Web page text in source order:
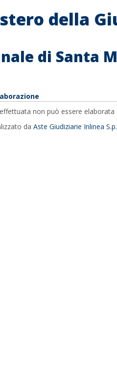
della
di Santa
non può essere
da Aste Giudiziarie Inlinea